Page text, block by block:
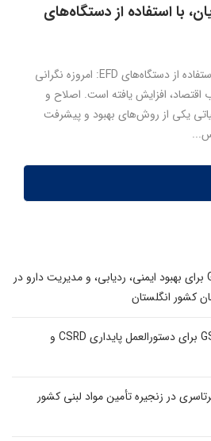
با استفاده از دستگاه‌های
شفافیت مالیاتی مودیان، با استفاده از دستگاه‌های EFD: امروزه نگرانی
افزایش یافته است. اصلاح و
یکی از روش‌های بهبود و پیشرفت
استفاده از استانداردهای GS1 برای بهبود ایمنی، ردیابی، و مدیریت دارو در
کشور انگلستان
استفاده از GS1 Data Source برای دستورالعمل پایداری CSRD و
در زنجیره تأمین مواد لبنی کشور